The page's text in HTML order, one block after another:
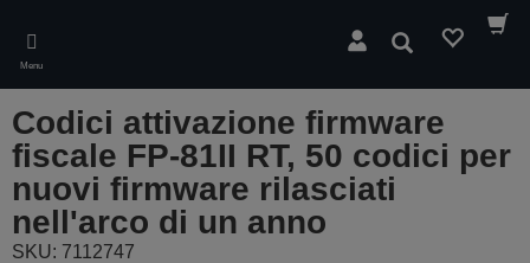
main
content
Menu
Cerca
Codici attivazione firmware
fiscale FP-81II RT, 50 codici per
nuovi firmware rilasciati
nell'arco di un anno
SKU: 7112747